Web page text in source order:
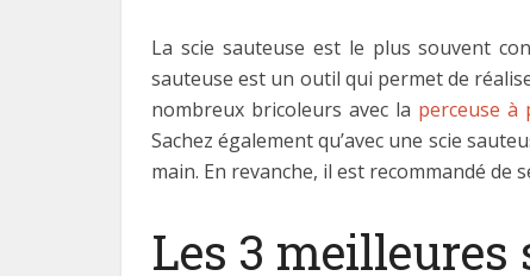
La scie sauteuse est le plus souvent
sauteuse est un outil qui permet de
nombreux bricoleurs avec la perceuse à
Sachez également qu’avec une scie
main. En revanche, il est recommandé
Les 3 meilleures